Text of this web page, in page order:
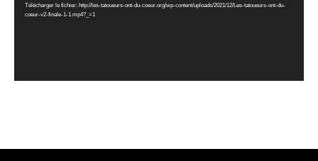
Télécharger le fichier: http://les-tatoueurs-ont-du-coeur.org/wp-content/uploads/2021/12/Les-tatoueurs-ont-du-
coeur-v2-finale-1-1.mp4?_=1